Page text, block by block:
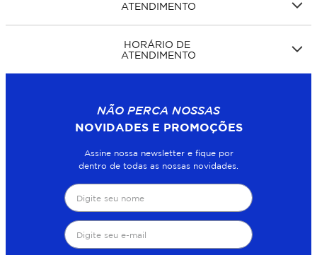
ATENDIMENTO
HORÁRIO DE
ATENDIMENTO
NÃO PERCA NOSSAS
NOVIDADES E PROMOÇÕES
Assine nossa newsletter e fique por
dentro de todas as nossas novidades.